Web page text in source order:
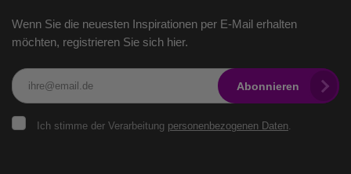
Wenn Sie die neuesten Inspirationen per E-Mail erhalten
möchten, registrieren Sie sich hier.
Ich stimme der Verarbeitung personenbezogenen Daten.
Abonnieren